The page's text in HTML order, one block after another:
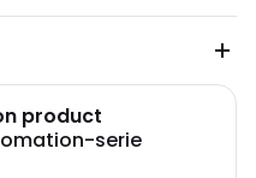
product
serie